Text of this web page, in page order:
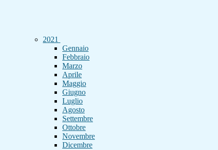
2021
Gennaio
Febbraio
Marzo
Aprile
Maggio
Giugno
Luglio
Agosto
Settembre
Ottobre
Novembre
Dicembre